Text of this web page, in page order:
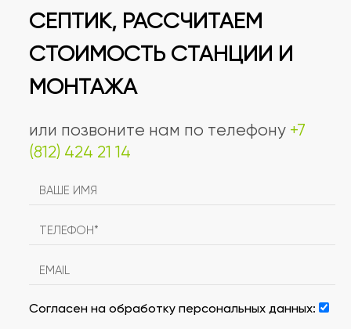
СЕПТИК, РАССЧИТАЕМ
СТОИМОСТЬ СТАНЦИИ И
МОНТАЖА
или позвоните нам по телефону +7
(812) 424 21 14
Согласен на обработку персональных данных: